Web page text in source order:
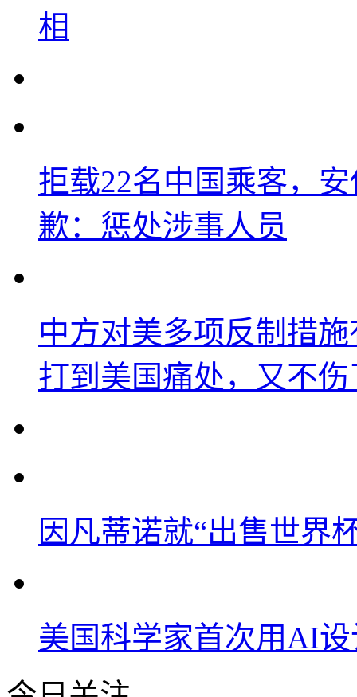
相
拒载22名中国乘客，
歉：惩处涉事人员
中方对美多项反制措
打到美国痛处，又不
因凡蒂诺就“出售世界
美国科学家首次用AI